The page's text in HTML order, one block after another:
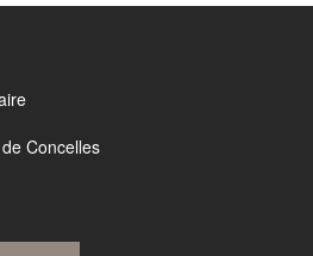
Concelles